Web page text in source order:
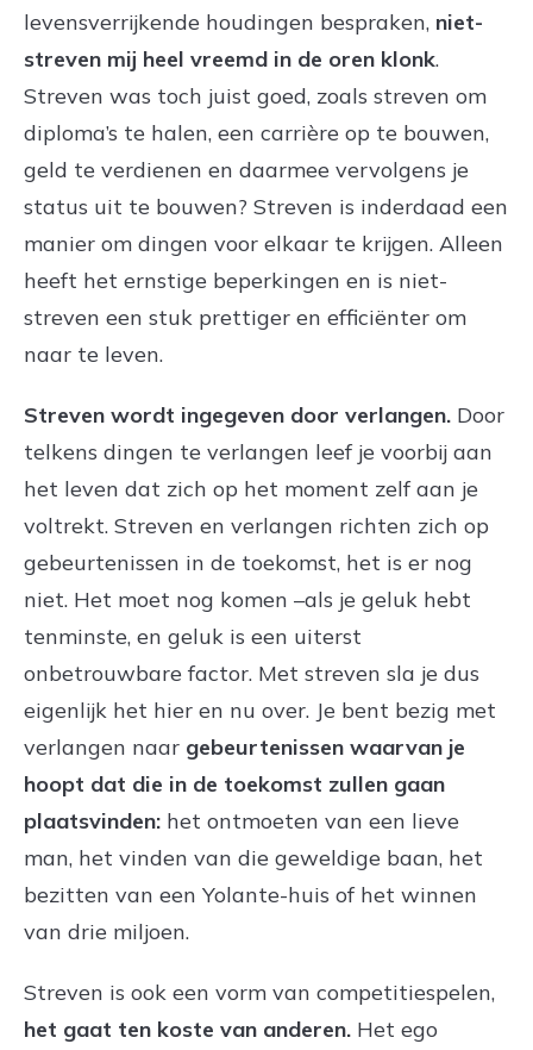
levensverrijkende houdingen bespraken, niet-
streven mij heel vreemd in de oren klonk.
Streven was toch juist goed, zoals streven om
diploma’s te halen, een carrière op te bouwen,
geld te verdienen en daarmee vervolgens je
status uit te bouwen? Streven is inderdaad een
manier om dingen voor elkaar te krijgen. Alleen
heeft het ernstige beperkingen en is niet-
streven een stuk prettiger en efficiënter om
naar te leven.
Streven wordt ingegeven door verlangen. Door
telkens dingen te verlangen leef je voorbij aan
het leven dat zich op het moment zelf aan je
voltrekt. Streven en verlangen richten zich op
gebeurtenissen in de toekomst, het is er nog
niet. Het moet nog komen –als je geluk hebt
tenminste, en geluk is een uiterst
onbetrouwbare factor. Met streven sla je dus
eigenlijk het hier en nu over. Je bent bezig met
verlangen naar gebeurtenissen waarvan je
hoopt dat die in de toekomst zullen gaan
plaatsvinden: het ontmoeten van een lieve
man, het vinden van die geweldige baan, het
bezitten van een Yolante-huis of het winnen
van drie miljoen.
Streven is ook een vorm van competitiespelen,
het gaat ten koste van anderen. Het ego